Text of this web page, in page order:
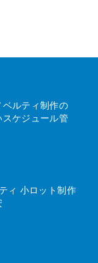
ルティ制作の
ケジュール管
ィ 小ロット制作